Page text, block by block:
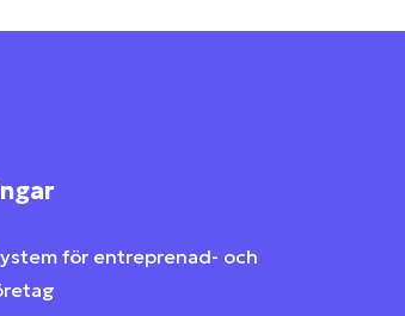
för entreprenad- och